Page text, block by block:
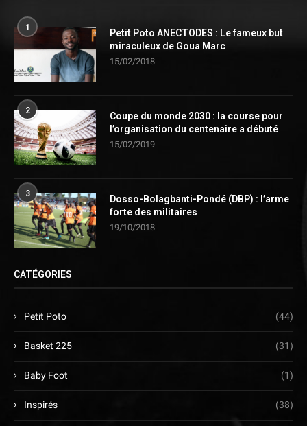
1
Petit Poto ANECTODES : Le fameux but
miraculeux de Goua Marc
15/02/2018
2
Coupe du monde 2030 : la course pour
l’organisation du centenaire a débuté
15/02/2019
3
Dosso-Bolagbanti-Pondé (DBP) : l’arme
forte des militaires
19/10/2018
CATÉGORIES
Petit Poto (44)
Basket 225 (31)
Baby Foot (1)
Inspirés (38)